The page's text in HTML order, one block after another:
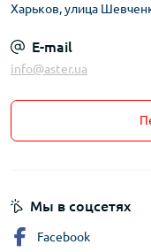
Харьков, улица
E-mail
info@aster.ua
Мы в соцсетях
Facebook